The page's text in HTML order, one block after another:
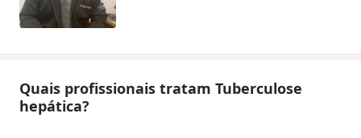
Quais profissionais tratam Tuberculose
hepática?